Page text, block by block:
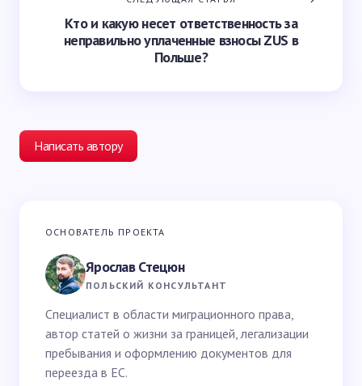
Кто и какую несет ответственность за
неправильно уплаченные взносы ZUS в
Польше?
Написать автору
Ваш адрес email не будет опубликован.
Ваше имя *
Email *
ОСНОВАТЕЛЬ ПРОЕКТА
Ярослав Стецюн
ПОЛЬСКИЙ КОНСУЛЬТАНТ
Специалист в области миграционного права,
автор статей о жизни за границей, легализации
пребывания и оформлению документов для
переезда в ЕС.